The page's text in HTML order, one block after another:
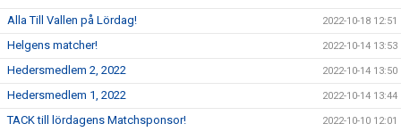
Alla Till Vallen på Lördag! 2022-10-18 12:51
Helgens matcher! 2022-10-14 13:53
Hedersmedlem 2, 2022 2022-10-14 13:50
Hedersmedlem 1, 2022 2022-10-14 13:44
TACK till lördagens Matchsponsor! 2022-10-10 12:01